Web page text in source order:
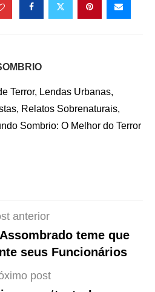
Terror, Lendas Urbanas,
Relatos Sobrenaturais,
Sombrio: O Melhor do Terror
anterior
teme que
seus Funcionários
post